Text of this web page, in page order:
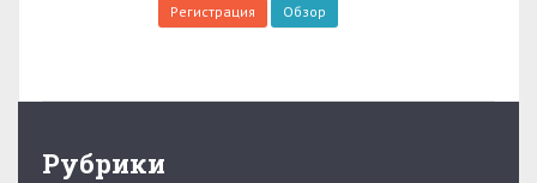
Регистрация Обзор
Рубрики